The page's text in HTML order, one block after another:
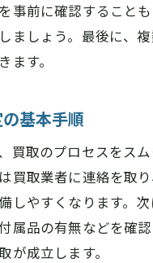
事前に確認すること
ましょう。最後に、
ます。
基本手順
買取のプロセスをス
買取業者に連絡を取
しやすくなります。
属品の有無などを確
が成立します。